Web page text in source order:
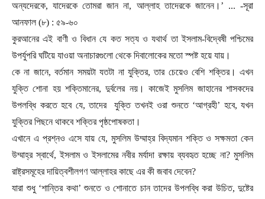
অন্যদেরকে,যাদেরকে তোমরা জান না, আল্লাহ তাদেরকে জানেন। ’ ... -সূরা
আনফাল (৮) : ৫৯-৬০
কুরআনের এই বাণী ও বিধান যে কত সত্য ও যথার্থ তা ইসলাম-বিদ্বেষী পশ্চিমের
উপর্যুপরি ঘটিয়ে যাওয়া অনাচারগুলো থেকে দিবালোকের মতো স্পষ্ট হয়ে যায়।
কে না জানে,বর্তমান সময়টা যতটা না যুক্তির,তার চেয়েও বেশি শক্তির। এখন
যুক্তি শোনা হয় শক্তিমানের,দুর্বলের নয়। কাজেই মুসলিম জাহানের শাসকদের
উপলব্ধি করতে হবে যে,তাদেরযুক্তি তখনই ওরা শুনতে ‘আগ্রহী’ হবে, যখন
যুক্তির পিছনে থাকবে শক্তির পৃষ্ঠপোষকতা।
এখানে এ প্রশ্নও এসে যায় যে,মুসলিম উম্মাহ্র বিদ্যমান শক্তি ও সক্ষমতা কেন
উম্মাহ্র স্বার্থে,ইসলাম ও ইসলামের নবীর মর্যাদা রক্ষায় ব্যবহৃত হচ্ছে না?মুসলিম
রাষ্ট্রসমূহের দায়িত্বশীলগণ আল্লাহর কাছে এর কী জবাব দেবেন?
যারা শুধু ‘শান্তির কথা’ শুনতে ও শোনাতে চান তাদের উপলব্ধি করা উচিত, দুষ্টের